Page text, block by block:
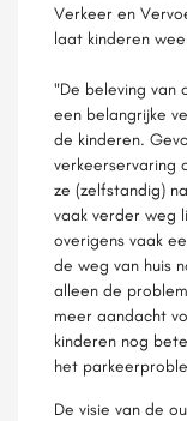
Verkeer en
laat kinderen
"De beleving van
een belangrijke
de kinderen.
verkeerservaring
ze (zelfstandig)
vaak verder weg
overigens vaak
de weg van huis
alleen de
meer aandacht
kinderen nog
het
De visie van de